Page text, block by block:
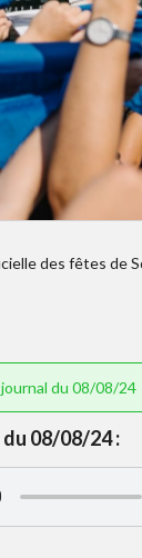
des fêtes de
du 08/08/24
08/08/24 :